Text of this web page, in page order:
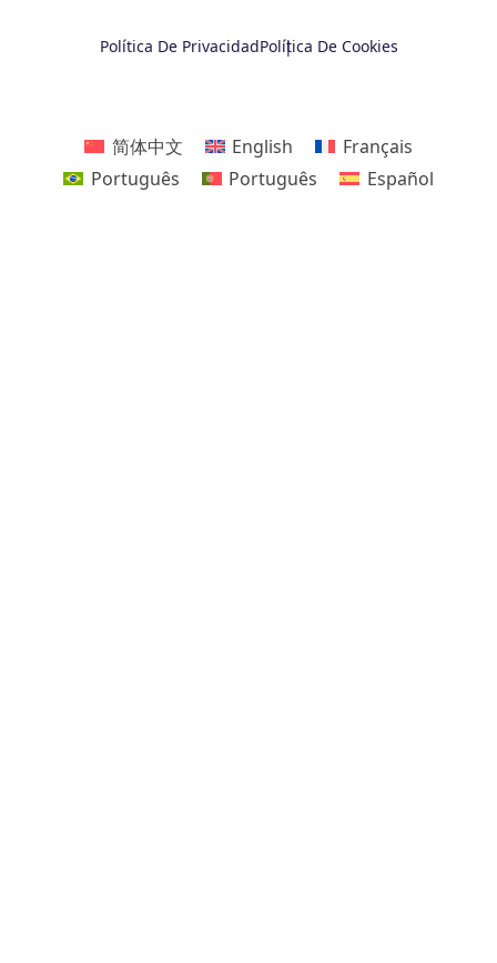
Política De PrivacidadPolítica De Cookies
简体中文 English
Français
Português
Português Español